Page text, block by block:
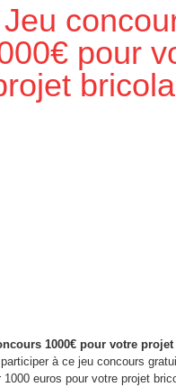
Jeu
pour
1000€ pour votre
à ce jeu concours
1000 euros pour votre projet